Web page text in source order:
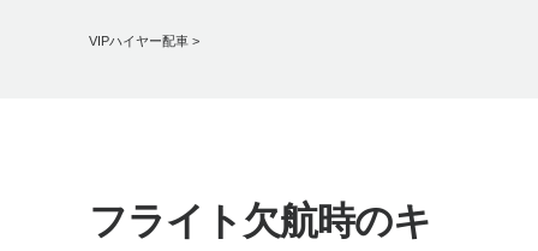
VIPハイヤー配車 >
フライト欠航時のキ